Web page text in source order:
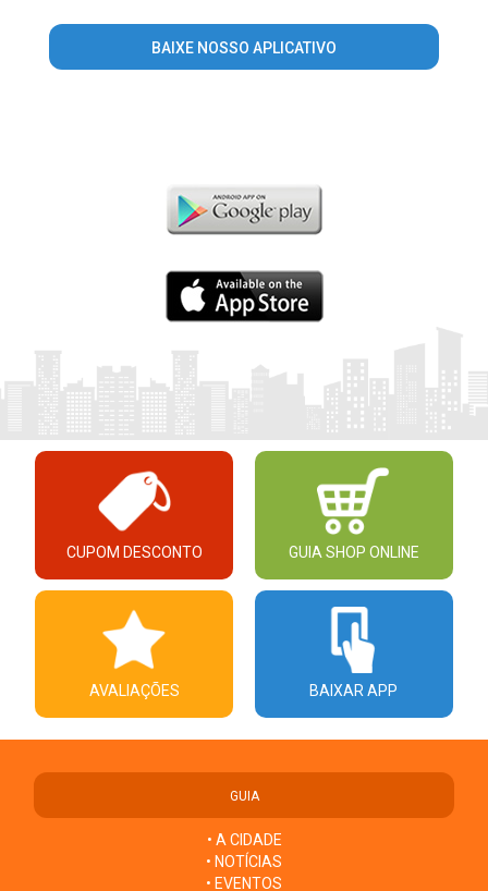
BAIXE NOSSO APLICATIVO
CUPOM DESCONTO GUIA SHOP ONLINE
AVALIAÇÕES BAIXAR APP
GUIA
• A CIDADE
• NOTÍCIAS
• EVENTOS